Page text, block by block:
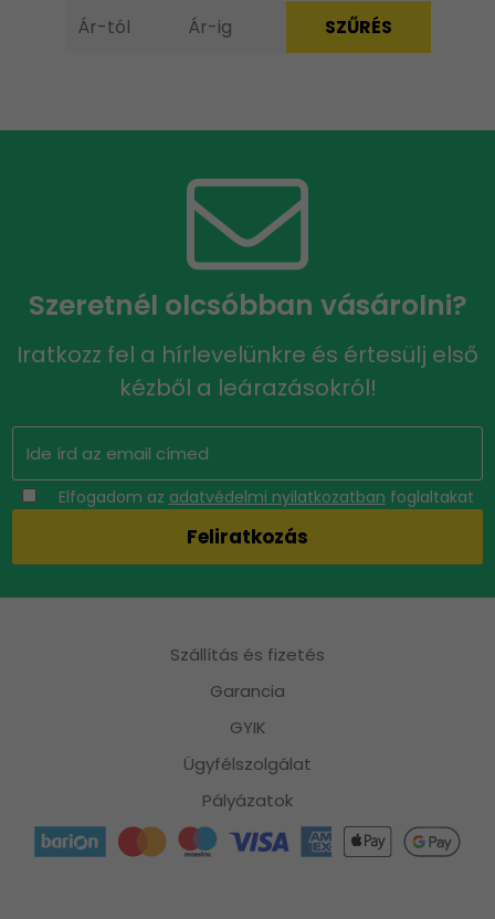
Szeretnél olcsóbban vásárolni?
Iratkozz fel a hírlevelünkre és értesülj első
kézből a leárazásokról!
Elfogadom az adatvédelmi nyilatkozatban foglaltakat
Szállítás és fizetés
Garancia
GYIK
Ügyfélszolgálat
Pályázatok